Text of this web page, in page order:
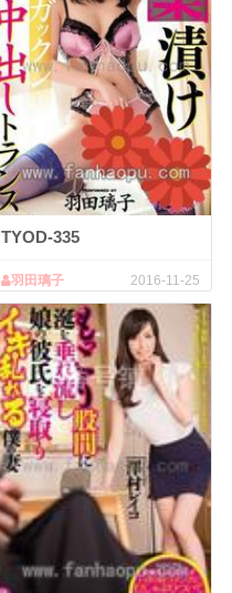
TYOD-335
2016-11-25
羽田璃子